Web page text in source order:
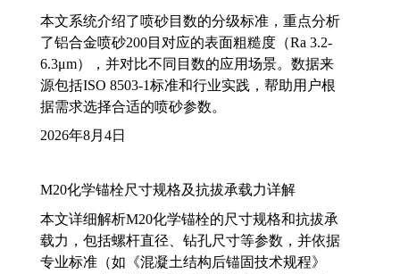
本文系统介绍了喷砂目数的分级标准，重点分析
了铝合金喷砂200目对应的表面粗糙度（Ra 3.2-
6.3μm），并对比不同目数的应用场景。数据来
源包括ISO 8503-1标准和行业实践，帮助用户根
据需求选择合适的喷砂参数。
2026年8月4日
M20化学锚栓尺寸规格及抗拔承载力详解
本文详细解析M20化学锚栓的尺寸规格和抗拔承
载力，包括螺杆直径、钻孔尺寸等参数，并依据
专业标准（如《混凝土结构后锚固技术规程》